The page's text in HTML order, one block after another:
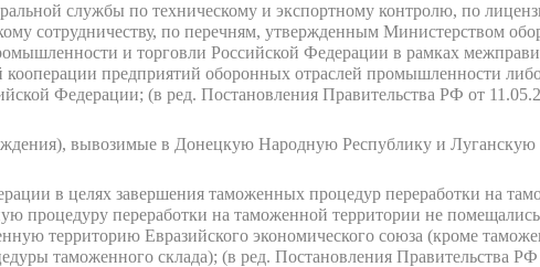
службы по техническому и экспортному контролю, по
сотрудничеству, по перечням, утвержденным Министерством
и торговли Российской Федерации в рамках
кооперации предприятий оборонных отраслей промышленности
Федерации; (в ред. Постановления Правительства РФ от
вывозимые в Донецкую Народную Республику и
в целях завершения таможенных процедур переработки на
процедуру переработки на таможенной территории не
территорию Евразийского экономического союза (кроме
таможенного склада); (в ред. Постановления Правительства